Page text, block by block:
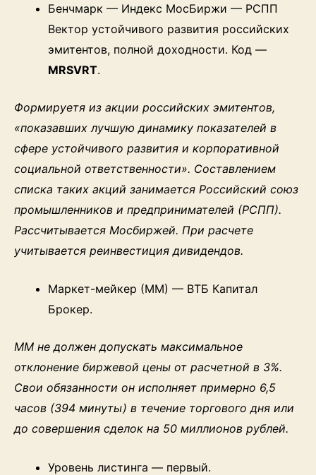
Бенчмарк — Индекс МосБиржи — РСПП
Вектор устойчивого развития российских
эмитентов, полной доходности. Код —
MRSVRT.
Формируетя из акции российских эмитентов,
«показавших лучшую динамику показателей в
сфере устойчивого развития и корпоративной
социальной ответственности». Составлением
списка таких акций занимается Российский союз
промышленников и предпринимателей (РСПП).
Рассчитывается Мосбиржей. При расчете
учитывается реинвестиция дивидендов.
Маркет-мейкер (ММ) — ВТБ Капитал
Брокер.
ММ не должен допускать максимальное
отклонение биржевой цены от расчетной в 3%.
Свои обязанности он исполняет примерно 6,5
часов (394 минуты) в течение торгового дня или
до совершения сделок на 50 миллионов рублей.
Уровень листинга — первый.